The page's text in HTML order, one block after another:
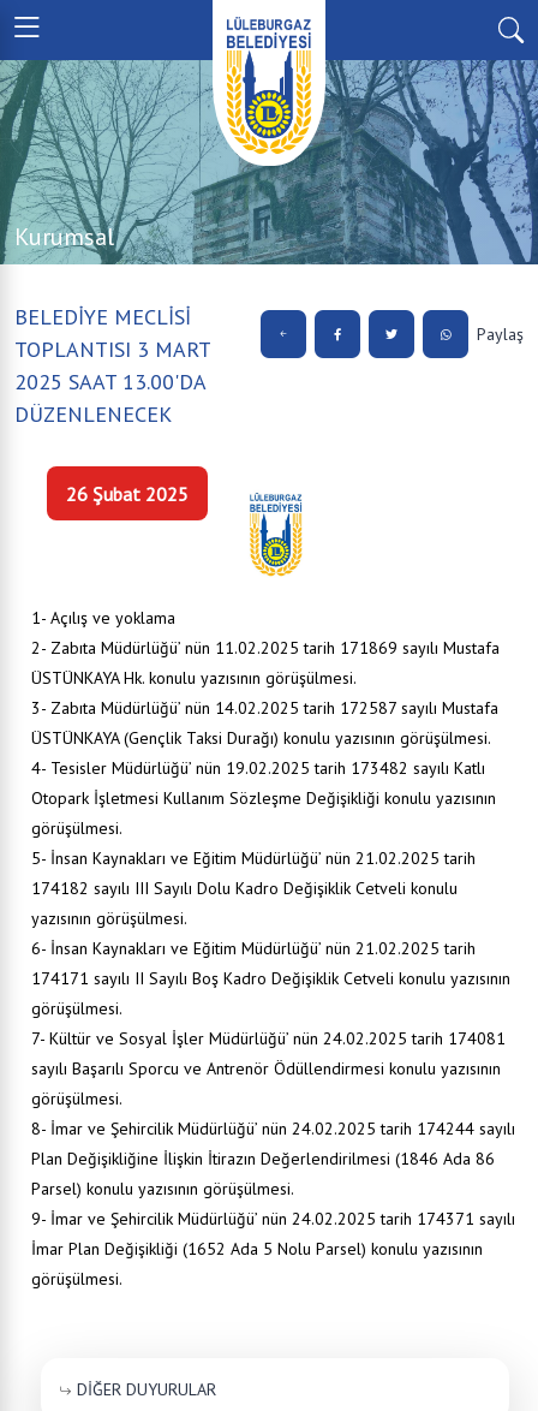
Kurumsal
BELEDİYE MECLİSİ
TOPLANTISI 3 MART
2025 SAAT 13.00'DA
DÜZENLENECEK
Paylaş
26 Şubat 2025
1- Açılış ve yoklama
2- Zabıta Müdürlüğü’ nün 11.02.2025 tarih 171869 sayılı Mustafa
ÜSTÜNKAYA Hk. konulu yazısının görüşülmesi.
3- Zabıta Müdürlüğü’ nün 14.02.2025 tarih 172587 sayılı Mustafa
ÜSTÜNKAYA (Gençlik Taksi Durağı) konulu yazısının görüşülmesi.
4- Tesisler Müdürlüğü’ nün 19.02.2025 tarih 173482 sayılı Katlı
Otopark İşletmesi Kullanım Sözleşme Değişikliği konulu yazısının
görüşülmesi.
5- İnsan Kaynakları ve Eğitim Müdürlüğü’ nün 21.02.2025 tarih
174182 sayılı III Sayılı Dolu Kadro Değişiklik Cetveli konulu
yazısının görüşülmesi.
6- İnsan Kaynakları ve Eğitim Müdürlüğü’ nün 21.02.2025 tarih
174171 sayılı II Sayılı Boş Kadro Değişiklik Cetveli konulu yazısının
görüşülmesi.
7- Kültür ve Sosyal İşler Müdürlüğü’ nün 24.02.2025 tarih 174081
sayılı Başarılı Sporcu ve Antrenör Ödüllendirmesi konulu yazısının
görüşülmesi.
8- İmar ve Şehircilik Müdürlüğü’ nün 24.02.2025 tarih 174244 sayılı
Plan Değişikliğine İlişkin İtirazın Değerlendirilmesi (1846 Ada 86
Parsel) konulu yazısının görüşülmesi.
9- İmar ve Şehircilik Müdürlüğü’ nün 24.02.2025 tarih 174371 sayılı
İmar Plan Değişikliği (1652 Ada 5 Nolu Parsel) konulu yazısının
görüşülmesi.
DİĞER DUYURULAR